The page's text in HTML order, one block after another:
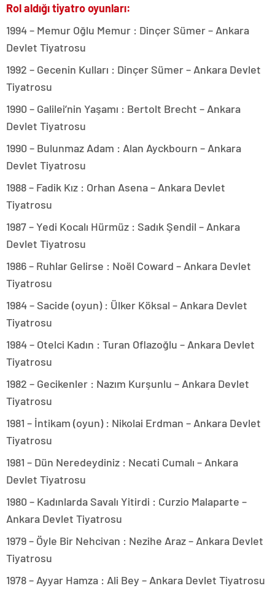
Rol aldığı tiyatro oyunları:
1994 – Memur Oğlu Memur : Dinçer Sümer – Ankara
Devlet Tiyatrosu
1992 – Gecenin Kulları : Dinçer Sümer – Ankara Devlet
Tiyatrosu
1990 – Galilei’nin Yaşamı : Bertolt Brecht – Ankara
Devlet Tiyatrosu
1990 – Bulunmaz Adam : Alan Ayckbourn – Ankara
Devlet Tiyatrosu
1988 – Fadik Kız : Orhan Asena – Ankara Devlet
Tiyatrosu
1987 – Yedi Kocalı Hürmüz : Sadık Şendil – Ankara
Devlet Tiyatrosu
1986 – Ruhlar Gelirse : Noël Coward – Ankara Devlet
Tiyatrosu
1984 – Sacide (oyun) : Ülker Köksal – Ankara Devlet
Tiyatrosu
1984 – Otelci Kadın : Turan Oflazoğlu – Ankara Devlet
Tiyatrosu
1982 – Gecikenler : Nazım Kurşunlu – Ankara Devlet
Tiyatrosu
1981 – İntikam (oyun) : Nikolai Erdman – Ankara Devlet
Tiyatrosu
1981 – Dün Neredeydiniz : Necati Cumalı – Ankara
Devlet Tiyatrosu
1980 – Kadınlarda Savalı Yitirdi : Curzio Malaparte –
Ankara Devlet Tiyatrosu
1979 – Öyle Bir Nehcivan : Nezihe Araz – Ankara Devlet
Tiyatrosu
1978 – Ayyar Hamza : Ali Bey – Ankara Devlet Tiyatrosu